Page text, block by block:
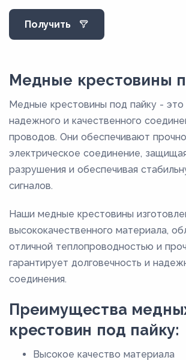
М3
М3М
Получить
Медные крестовины
Медные крестовины под пайку -
надежного и качественного
проводов. Они обеспечивают
электрическое соединение,
разрушения и обеспечивая
сигналов.
Наши медные крестовины
высококачественного материала,
отличной теплопроводностью и
гарантирует долговечность и
соединения.
Преимущества
крестовин под пайку:
Высокое качество материала